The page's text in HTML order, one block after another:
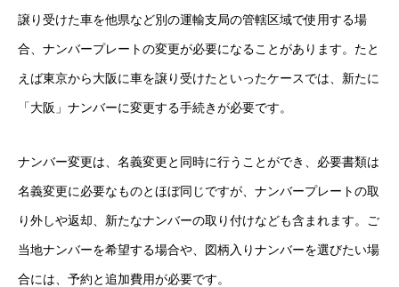
譲り受けた車を他県など別の運輸支局の管轄区域で使用する場
合、ナンバープレートの変更が必要になることがあります。たと
えば東京から大阪に車を譲り受けたといったケースでは、新たに
「大阪」ナンバーに変更する手続きが必要です。
ナンバー変更は、名義変更と同時に行うことができ、必要書類は
名義変更に必要なものとほぼ同じですが、ナンバープレートの取
り外しや返却、新たなナンバーの取り付けなども含まれます。ご
当地ナンバーを希望する場合や、図柄入りナンバーを選びたい場
合には、予約と追加費用が必要です。